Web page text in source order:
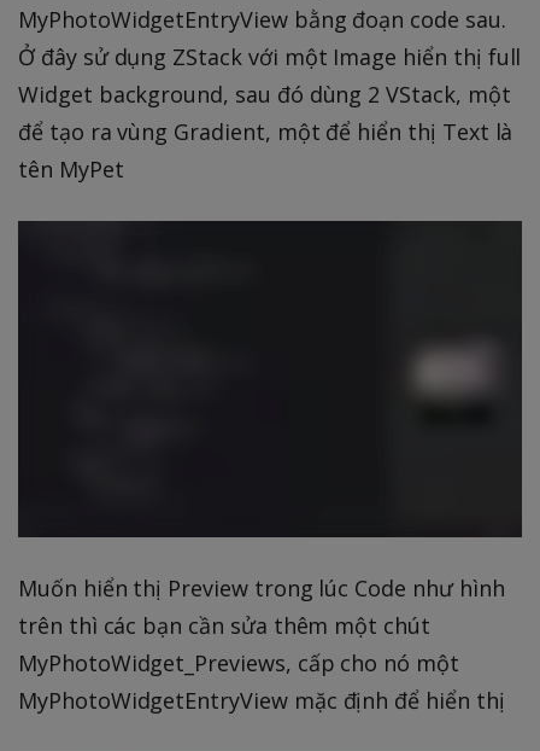
MyPhotoWidgetEntryView bằng đoạn code sau.
Ở đây sử dụng ZStack với một Image hiển thị full
Widget background, sau đó dùng 2 VStack, một
để tạo ra vùng Gradient, một để hiển thị Text là
tên MyPet
Muốn hiển thị Preview trong lúc Code như hình
trên thì các bạn cần sửa thêm một chút
MyPhotoWidget_Previews, cấp cho nó một
MyPhotoWidgetEntryView mặc định để hiển thị